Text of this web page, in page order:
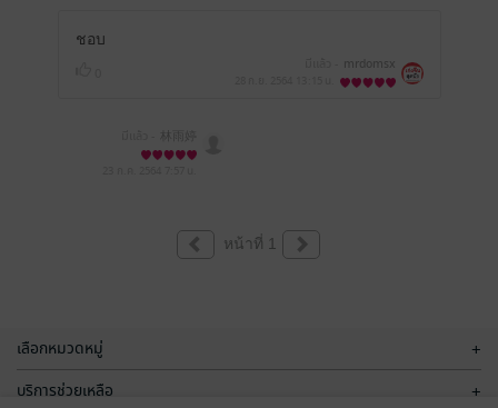
ชอบ
mrdomsx
林雨婷
หน้าที่ 1
เลือกหมวดหมู่ +
บริการช่วยเหลือ +